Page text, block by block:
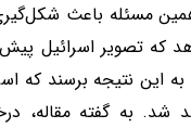
مسئله باعث
که تصویر اسرائیل
به این نتیجه برسند که
شد. به گفته مقاله،